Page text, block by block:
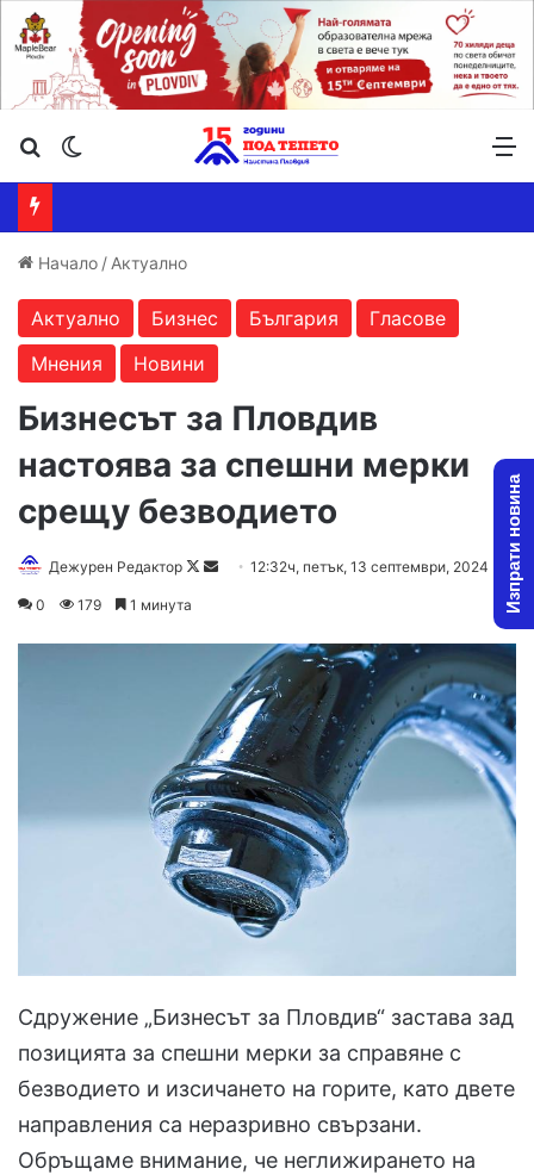
Търсене ...
Начало / Актуално
Актуално Бизнес България
Гласове
Мнения
Новини
Бизнесът за Пловдив
настоява за спешни мерки
срещу безводието
Дежурен Редактор
Follow
Send12:32ч, петък, 13 септември, 2024
0 179 1 минута
Сдружение „Бизнесът за Пловдив“ застава зад
позицията за спешни мерки за справяне с
безводието и изсичането на горите, като двете
направления са неразривно свързани.
Обръщаме внимание, че неглижирането на
Изпрати новина